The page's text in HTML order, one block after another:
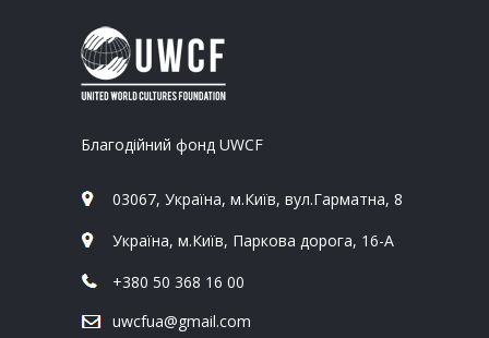
Благодійний фонд UWCF
03067, Україна, м.Київ, вул.Гарматна, 8
Україна, м.Київ, Паркова дорога, 16-А
+380 50 368 16 00
uwcfua@gmail.com